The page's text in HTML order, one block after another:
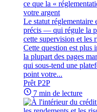
ce que la «
votre argent
Le statut réglementaire
précis — qui régule la
cette supervision et les
Cette question est plus
la plupart des pages
qui sous-tend une
point votre...
Prêt P2P
7 min de lecture